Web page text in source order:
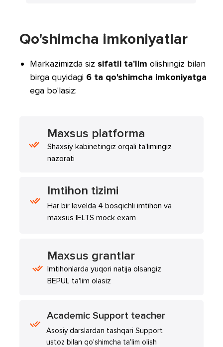
Qo'shimcha imkoniyatlar
Markazimizda siz sifatli ta'lim olishingiz bilan
birga quyidagi 6 ta qo'shimcha imkoniyatga
ega bo'lasiz:
Maxsus platforma
Shaxsiy kabinetingiz orqali ta'limingiz
nazorati
Imtihon tizimi
Har bir levelda 4 bosqichli imtihon va
maxsus IELTS mock exam
Maxsus grantlar
Imtihonlarda yuqori natija olsangiz
BEPUL ta'lim olasiz
Academic Support teacher
Asosiy darslardan tashqari Support
ustoz bilan qo'shimcha ta'lim olish